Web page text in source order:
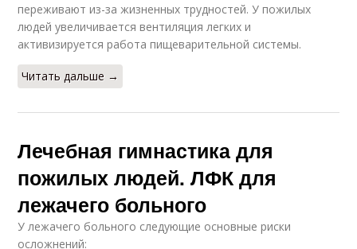
переживают из-за жизненных трудностей. У пожилых
людей увеличивается вентиляция легких и
активизируется работа пищеварительной системы.
Читать дальше →
Лечебная гимнастика для
пожилых людей. ЛФК для
лежачего больного
У лежачего больного следующие основные риски
осложнений: